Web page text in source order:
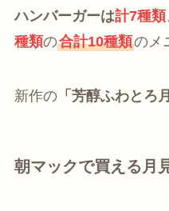
ハンバーガーは計7種類
種類の合計10種類のメ
新作の「芳醇ふわとろ月
朝マックで買える月